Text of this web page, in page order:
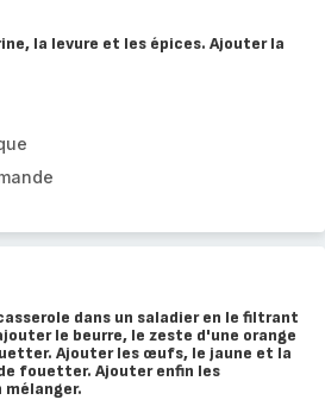
la levure et les épices. Ajouter la
dans un saladier en le filtrant
le beurre, le zeste d'une orange
Ajouter les œufs, le jaune et la
fouetter. Ajouter enfin les